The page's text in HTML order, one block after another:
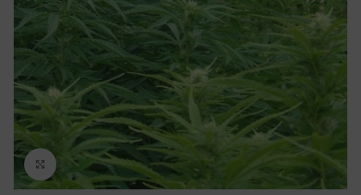
Click to enlarge